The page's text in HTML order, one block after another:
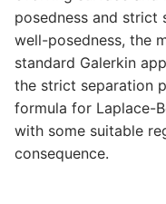
posedness and strict
well-posedness, the
standard Galerkin
the strict separation
formula for Laplace-
with some suitable
consequence.